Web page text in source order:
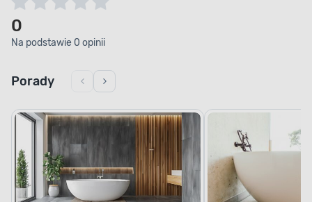
RODZAJ PŁYTKI
0
Na podstawie 0 opinii
Porady